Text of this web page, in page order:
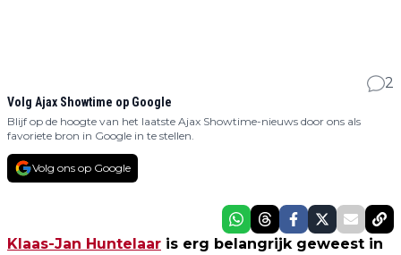
2
Volg Ajax Showtime op Google
Blijf op de hoogte van het laatste Ajax Showtime-nieuws door ons als
favoriete bron in Google in te stellen.
Volg ons op Google
Klaas-Jan Huntelaar is erg belangrijk geweest in